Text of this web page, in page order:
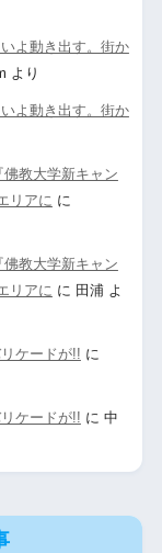
よ動き出す。街か
より
よ動き出す。街か
教大学新キャン
リアに に
教大学新キャン
リアに に 田浦よ
ケードが!! に
ケードが!! に 中